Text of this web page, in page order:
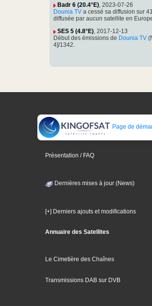
Badr 6 (20.4°E), 2023-07-26
Dounia TV a cessé sa diffusion sur
diffusée par aucun satellite en
SES 5 (4.8°E), 2017-12-13
Début des émissions de Dounia TV
4]/1342.
Page de
Présentation / FAQ
Dernières mises à jour (News)
[+] Derniers ajouts et modifications
Annuaire des Satellites
Le Cimetière des Chaînes
Transmissions DAB sur DVB